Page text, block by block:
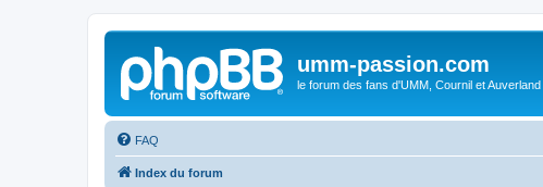
umm-passion.com
le forum des fans d'UMM, Cournil et Auverland
FAQ
Index du forum